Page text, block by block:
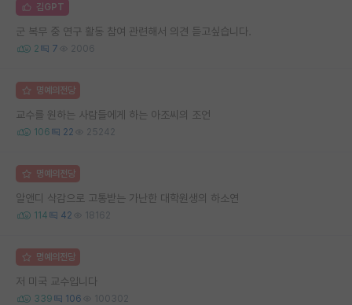
김GPT
군 복무 중 연구 활동 참여 관련해서 의견 듣고싶습니다.
2 7 2006
명예의전당
교수를 원하는 사람들에게 하는 아조씨의 조언
106 22 25242
명예의전당
알앤디 삭감으로 고통받는 가난한 대학원생의 하소연
114 42 18162
명예의전당
저 미국 교수입니다
339 106 100302